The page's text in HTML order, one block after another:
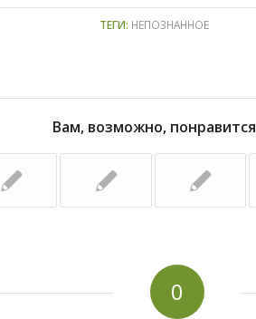
ТЕГИ: НЕПОЗНАННОЕ
Вам, возможно, понравится
0